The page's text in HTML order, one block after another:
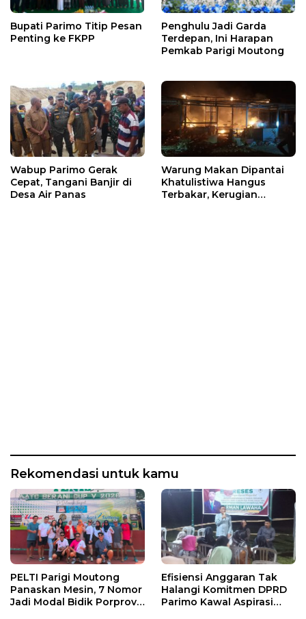
Bupati Parimo Titip Pesan
Penting ke FKPP
Penghulu Jadi Garda
Terdepan, Ini Harapan
Pemkab Parigi Moutong
Wabup Parimo Gerak
Cepat, Tangani Banjir di
Desa Air Panas
Warung Makan Dipantai
Khatulistiwa Hangus
Terbakar, Kerugian
Rekomendasi untuk kamu
PELTI Parigi Moutong
Panaskan Mesin, 7 Nomor
Jadi Modal Bidik Porprov
Efisiensi Anggaran Tak
Halangi Komitmen DPRD
Parimo Kawal Aspirasi